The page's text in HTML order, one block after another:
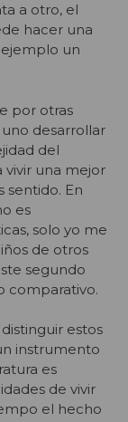
a otro, el
hacer una
un
por otras
desarrollar
del
vivir una mejor
sentido. En
es
solo yo me
de otros
segundo
comparativo.
estos
instrumento
es
de vivir
el hecho